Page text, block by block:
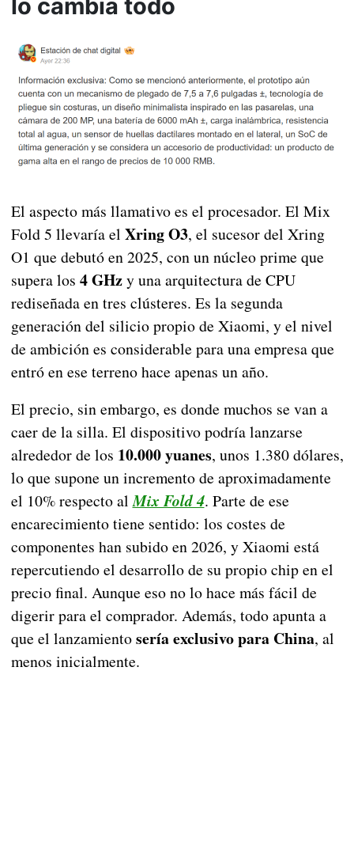
lo cambia todo
El aspecto más llamativo es el procesador. El Mix
Fold 5 llevaría el Xring O3, el sucesor del Xring
O1 que debutó en 2025, con un núcleo prime que
supera los 4 GHzy una arquitectura de CPU
rediseñada en tres clústeres. Es la segunda
generación del silicio propio de Xiaomi, y el nivel
de ambición es considerable para una empresa que
entró en ese terreno hace apenas un año.
El precio, sin embargo, es donde muchos se van a
caer de la silla. El dispositivo podría lanzarse
alrededor de los 10.000 yuanes, unos 1.380 dólares,
lo que supone un incremento de aproximadamente
el 10% respecto alMix Fold 4. Parte de ese
encarecimiento tiene sentido: los costes de
componentes han subido en 2026, y Xiaomi está
repercutiendo el desarrollo de su propio chip en el
precio final. Aunque eso no lo hace más fácil de
digerir para el comprador. Además, todo apunta a
que el lanzamientosería exclusivo para China, al
menos inicialmente.